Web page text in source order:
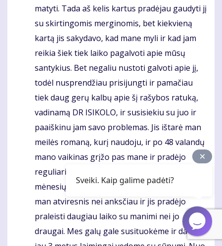
matyti. Tada aš kelis kartus pradėjau gaudyti jį
su skirtingomis merginomis, bet kiekvieną
kartą jis sakydavo, kad mane myli ir kad jam
reikia šiek tiek laiko pagalvoti apie mūsų
santykius. Bet negaliu nustoti galvoti apie jį,
todėl nusprendžiau prisijungti ir pamačiau
tiek daug gerų kalbų apie šį rašybos ratuką,
vadinamą DR ISIKOLO, ir susisiekiu su juo ir
paaiškinu jam savo problemas. Jis ištarė man
meilės romaną, kurį naudoju, ir po 48 valandų
mano vaikinas grįžo pas mane ir pradėjo
reguliariai su manimi susisiekti. Po kelių
mėnesių mes išsikraustėme kartu. Jis buvo
man atviresnis nei anksčiau ir jis pradėjo
praleisti daugiau laiko su manimi nei jo
draugai. Mes galų gale susituokėme ir dabar
Sveiki. Kaip galime padėti?